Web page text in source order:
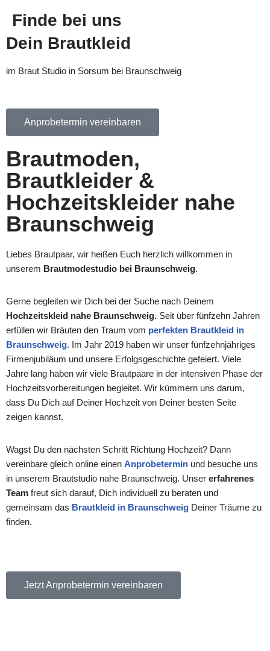
Inhalt
Finde bei uns
Dein Brautkleid
im Braut Studio in Sorsum bei Braunschweig
Anprobetermin vereinbaren
Brautmoden,
Brautkleider &
Hochzeitskleider nahe
Braunschweig
Liebes Brautpaar, wir heißen Euch herzlich willkommen in
unserem Brautmodestudio bei Braunschweig.
Gerne begleiten wir Dich bei der Suche nach Deinem
Hochzeitskleid nahe Braunschweig. Seit über fünfzehn Jahren
erfüllen wir Bräuten den Traum vom perfekten Brautkleid in
Braunschweig. Im Jahr 2019 haben wir unser fünfzehnjähriges
Firmenjubiläum und unsere Erfolgsgeschichte gefeiert. Viele
Jahre lang haben wir viele Brautpaare in der intensiven Phase der
Hochzeitsvorbereitungen begleitet. Wir kümmern uns darum,
dass Du Dich auf Deiner Hochzeit von Deiner besten Seite
zeigen kannst.
Wagst Du den nächsten Schritt Richtung Hochzeit? Dann
vereinbare gleich online einen Anprobetermin und besuche uns
in unserem Brautstudio nahe Braunschweig. Unser erfahrenes
Team freut sich darauf, Dich individuell zu beraten und
gemeinsam das Brautkleid in Braunschweig Deiner Träume zu
finden.
Jetzt Anprobetermin vereinbaren